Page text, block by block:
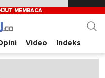
bagi pembaca
Video Indeks